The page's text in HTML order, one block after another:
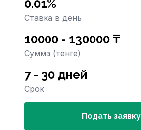
0.01%
Ставка в день
10000 - 130000 ₸
Сумма (тенге)
7 - 30 дней
Срок
Подать заявку